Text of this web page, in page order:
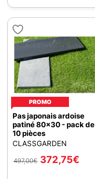
PROMO
Pas japonais ardoise
patiné 80x30 - pack de
10 pièces
CLASSGARDEN
497,00€ 372,75€